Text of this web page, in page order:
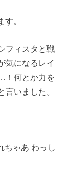
。
フィスタと戦
気になるレイ
！何とか力を
いました。
ちゃあ わっし